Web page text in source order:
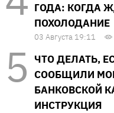
ГОДА: КОГДА
ПОХОЛОДАНИЕ
03 Августа 19:11
ЧТО ДЕЛАТЬ,
СООБЩИЛИ
БАНКОВСКОЙ
ИНСТРУКЦИЯ